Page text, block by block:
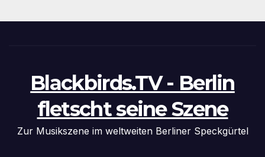
Blackbirds.TV - Berlin
fletscht seine Szene
Zur Musikszene im weltweiten Berliner Speckgürtel